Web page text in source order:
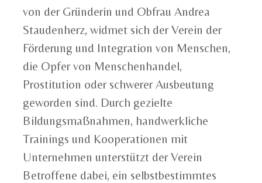
von der Gründerin und Obfrau Andrea
Staudenherz, widmet sich der Verein der
Förderung und Integration von Menschen,
die Opfer von Menschenhandel,
Prostitution oder schwerer Ausbeutung
geworden sind. Durch gezielte
Bildungsmaßnahmen, handwerkliche
Trainings und Kooperationen mit
Unternehmen unterstützt der Verein
Betroffene dabei, ein selbstbestimmtes